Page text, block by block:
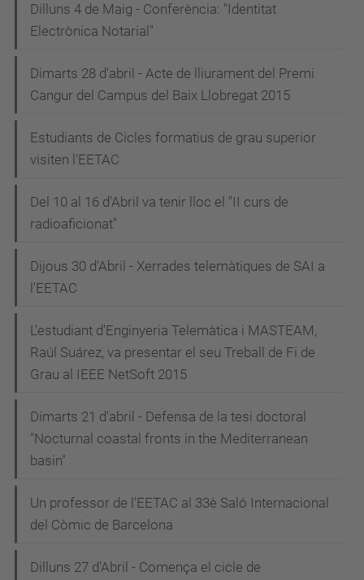
Dilluns 4 de Maig - Conferència: "Identitat
Electrònica Notarial"
Dimarts 28 d'abril - Acte de lliurament del Premi
Cangur del Campus del Baix Llobregat 2015
Estudiants de Cicles formatius de grau superior
visiten l'EETAC
Del 10 al 16 d'Abril va tenir lloc el "II curs de
radioaficionat"
Dijous 30 d'Abril - Xerrades telemàtiques de SAI a
l'EETAC
L'estudiant d'Enginyeria Telemàtica i MASTEAM,
Raúl Suárez, va presentar el seu Treball de Fi de
Grau al IEEE NetSoft 2015
Dimarts 21 d'abril - Defensa de la tesi doctoral
"Nocturnal coastal fronts in the Mediterranean
basin"
Un professor de l'EETAC al 33è Saló Internacional
del Còmic de Barcelona
Dilluns 27 d'Abril - Comença el cicle de